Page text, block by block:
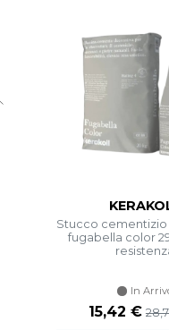
Stucco
fugabella color
In
15,42 €